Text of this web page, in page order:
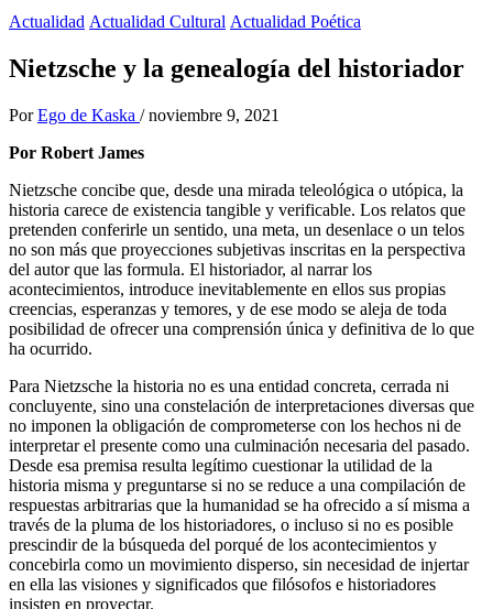
Actualidad Actualidad Cultural Actualidad Poética
Nietzsche y la genealogía del historiador
Por Ego de Kaska / noviembre 9, 2021
Por Robert James
Nietzsche concibe que, desde una mirada teleológica o utópica, la
historia carece de existencia tangible y verificable. Los relatos que
pretenden conferirle un sentido, una meta, un desenlace o un telos
no son más que proyecciones subjetivas inscritas en la perspectiva
del autor que las formula. El historiador, al narrar los
acontecimientos, introduce inevitablemente en ellos sus propias
creencias, esperanzas y temores, y de ese modo se aleja de toda
posibilidad de ofrecer una comprensión única y definitiva de lo que
ha ocurrido.
Para Nietzsche la historia no es una entidad concreta, cerrada ni
concluyente, sino una constelación de interpretaciones diversas que
no imponen la obligación de comprometerse con los hechos ni de
interpretar el presente como una culminación necesaria del pasado.
Desde esa premisa resulta legítimo cuestionar la utilidad de la
historia misma y preguntarse si no se reduce a una compilación de
respuestas arbitrarias que la humanidad se ha ofrecido a sí misma a
través de la pluma de los historiadores, o incluso si no es posible
prescindir de la búsqueda del porqué de los acontecimientos y
concebirla como un movimiento disperso, sin necesidad de injertar
en ella las visiones y significados que filósofos e historiadores
insisten en proyectar.